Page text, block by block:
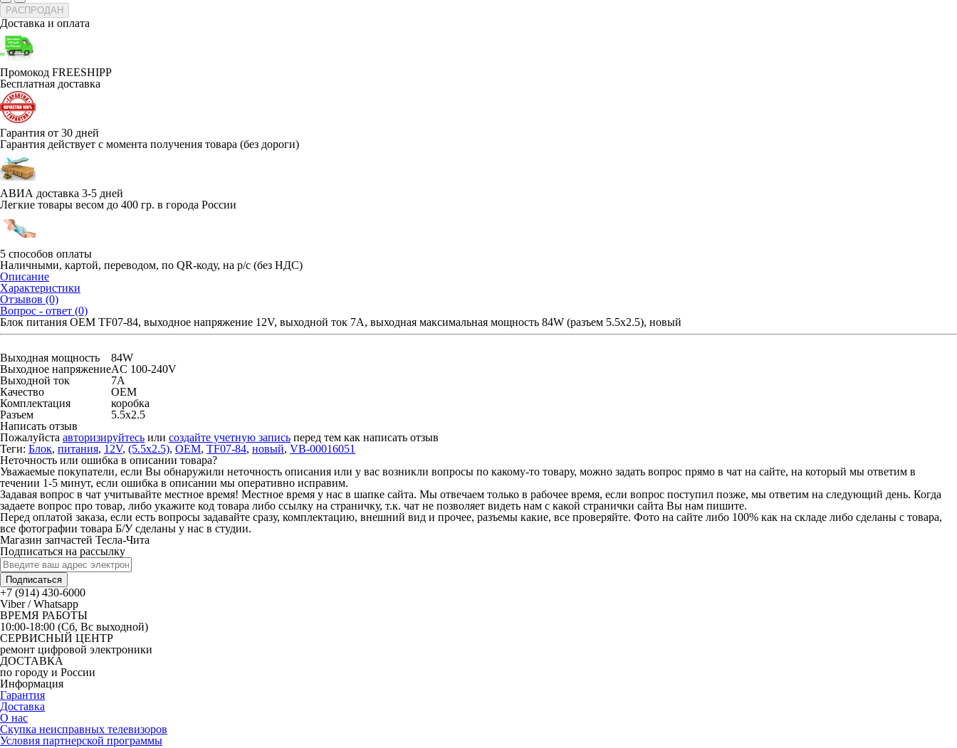
РАСПРОДАН
Доставка и оплата
Промокод FREESHIPP
Бесплатная доставка
Гарантия от 30 дней
Гарантия действует с момента получения товара (без дороги)
АВИА доставка 3-5 дней
Легкие товары весом до 400 гр. в города России
5 способов оплаты
Наличными, картой, переводом, по QR-коду, на р/с (без НДС)
Описание
Характеристики
Отзывов (0)
Вопрос - ответ (0)
Блок питания OEM TF07-84, выходное напряжение 12V, выходной ток 7A, выходная максимальная мощность 84W (разъем 5.5x2.5), новый
Выходная мощность
84W
Выходное напряжениеAC 100-240V
Выходной ток
7A
Качество
OEM
Комплектация
коробка
Разъем
5.5x2.5
Написать отзыв
Пожалуйста авторизируйтесь или создайте учетную запись перед тем как написать отзыв
Теги: Блок, питания, 12V, (5.5x2.5), OEM, TF07-84, новый, VB-00016051
Неточность или ошибка в описании товара?
Уважаемые покупатели, если Вы обнаружили неточность описания или у вас возникли вопросы по какому-то товару, можно задать вопрос прямо в чат на сайте, на который мы ответим в
течении 1-5 минут, если ошибка в описании мы оперативно исправим.
Задавая вопрос в чат учитывайте местное время! Местное время у нас в шапке сайта. Мы отвечаем только в рабочее время, если вопрос поступил позже, мы ответим на следующий день. Когда
задаете вопрос про товар, либо укажите код товара либо ссылку на страничку, т.к. чат не позволяет видеть нам с какой странички сайта Вы нам пишите.
Перед оплатой заказа, если есть вопросы задавайте сразу, комплектацию, внешний вид и прочее, разъемы какие, все проверяйте. Фото на сайте либо 100% как на складе либо сделаны с товара,
все фотографии товара Б/У сделаны у нас в студии.
Магазин запчастей Тесла-Чита
Подписаться на рассылку
Подписаться
+7 (914) 430-6000
Viber / Whatsapp
ВРЕМЯ РАБОТЫ
10:00-18:00 (Сб, Вс выходной)
СЕРВИСНЫЙ ЦЕНТР
ремонт цифровой электроники
ДОСТАВКА
по городу и России
Информация
Гарантия
Доставка
О нас
Скупка неисправных телевизоров
Условия партнерской программы